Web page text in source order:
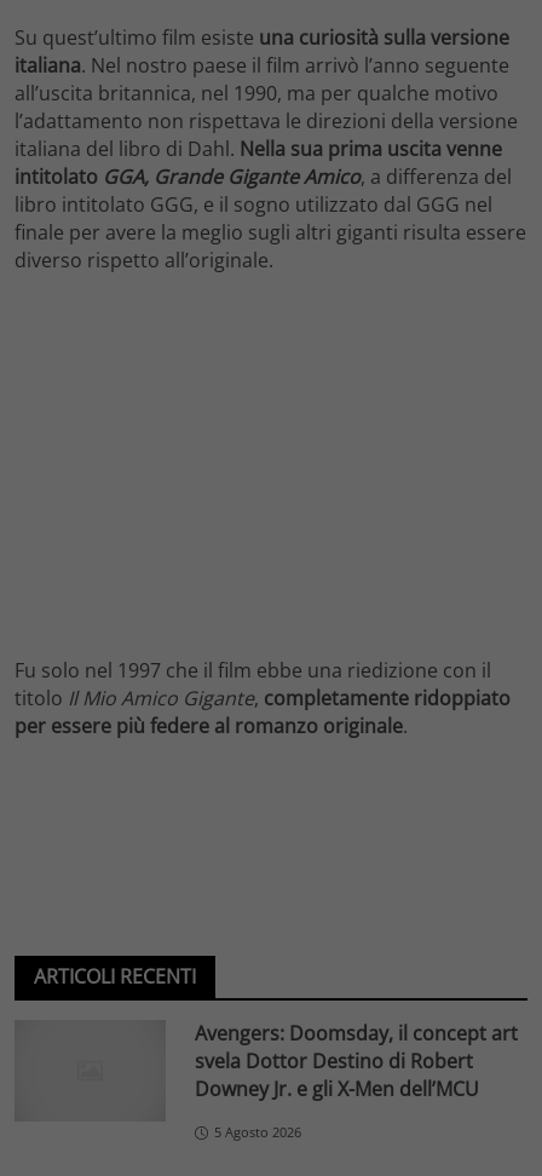
Su quest’ultimo film esiste una curiosità sulla versione
italiana. Nel nostro paese il film arrivò l’anno seguente
all’uscita britannica, nel 1990, ma per qualche motivo
l’adattamento non rispettava le direzioni della versione
italiana del libro di Dahl. Nella sua prima uscita venne
intitolato GGA, Grande Gigante Amico, a differenza del
libro intitolato GGG, e il sogno utilizzato dal GGG nel
finale per avere la meglio sugli altri giganti risulta essere
diverso rispetto all’originale.
Fu solo nel 1997 che il film ebbe una riedizione con il
titolo Il Mio Amico Gigante, completamente ridoppiato
per essere più federe al romanzo originale.
ARTICOLI RECENTI
Avengers: Doomsday, il concept art
svela Dottor Destino di Robert
Downey Jr. e gli X-Men dell’MCU
5 Agosto 2026